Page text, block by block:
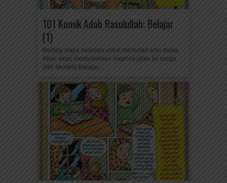
101 Komik Adab Rasulullah: Belajar
(1)
Barang siapa berjalan untuk menuntut ilmu maka
Allah akan memudahkan baginya jalan ke surga.
(HR Muslim) Belajar...